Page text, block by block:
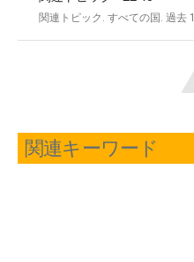
関連キーワード